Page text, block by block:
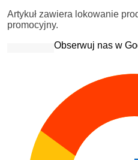
Artykuł zawiera lokowanie
promocyjny.
Obserwuj nas w